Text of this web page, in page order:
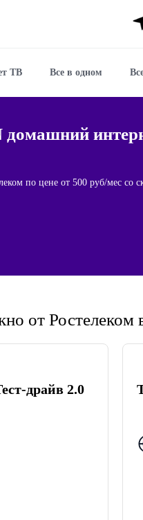
ТВ Все в одном
домашний
по цене от 500 руб/мес со
от Ростелеком
драйв 2.0